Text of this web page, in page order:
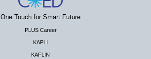
One Touch for Smart Future
PLUS Career
KAPLI
KAFLIN